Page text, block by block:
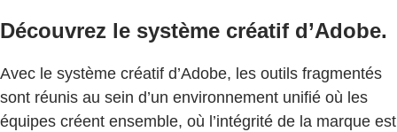
Découvrez le système créatif d’Adobe.
Avec le système créatif d’Adobe, les outils fragmentés
sont réunis au sein d’un environnement unifié où les
équipes créent ensemble, où l’intégrité de la marque est